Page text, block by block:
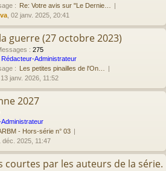
: Re: Votre avis sur "Le Dernie…
, 02 janv. 2025, 20:41
guerre (27 octobre 2023)
: 275
Rédacteur-Administrateur
: Les petites pinailles de l'On…
, 13 janv. 2026, 11:52
2027
- Hors-série n° 03
déc. 2025, 11:47
courtes par les auteurs de la série.